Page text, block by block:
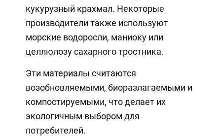
кукурузный крахмал. Некоторые
производители также используют
морские водоросли, маниоку или
целлюлозу сахарного тростника.
Эти материалы считаются
возобновляемыми, биоразлагаемыми и
компостируемыми, что делает их
экологичным выбором для
потребителей.